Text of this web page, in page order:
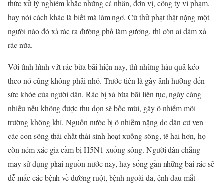
thức xử lý nghiêm khắc những cá nhân, đơn vị, công ty vi phạm,
hay nói cách khác là biết mà làm ngơ. Cứ thử phạt thật nặng một
người nào đó xả rác ra đường phố làm gương, thì còn ai dám xả
rác nữa.
Với tình hình vứt rác bừa bãi hiện nay, thì những hậu quả kéo
theo nó cũng không phải nhỏ. Trước tiên là gây ảnh hưởng đến
sức khỏe của người dân. Rác bị xả bừa bãi liên tục, ngày càng
nhiều nếu không được thu dọn sẽ bốc mùi, gây ô nhiễm môi
trường không khí. Nguồn nước bị ô nhiễm nặng do dân cư ven
các con sông thải chất thải sinh hoạt xuống sông, tệ hại hơn, họ
còn ném xác gia cầm bị H5N1 xuống sông. Người dân chẳng
may sử dụng phải nguồn nước nay, hay sống gần những bải rác sẽ
dễ mắc các bệnh về đường ruột, bệnh ngoài da, ệnh đau mắt